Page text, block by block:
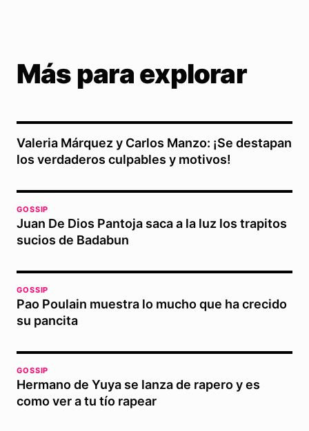
Más para explorar
Valeria Márquez y Carlos Manzo: ¡Se destapan
los verdaderos culpables y motivos!
GOSSIP
Juan De Dios Pantoja saca a la luz los trapitos
sucios de Badabun
GOSSIP
Pao Poulain muestra lo mucho que ha crecido
su pancita
GOSSIP
Hermano de Yuya se lanza de rapero y es
como ver a tu tío rapear